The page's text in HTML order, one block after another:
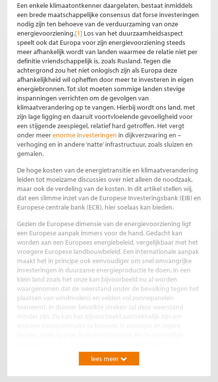
Een enkele klimaatontkenner daargelaten, bestaat inmiddels
een brede maatschappelijke consensus dat forse investeringen
nodig zijn ten behoeve van de verduurzaming van onze
energievoorziening.[1] Los van het duurzaamheidsaspect
speelt ook dat Europa voor zijn energievoorziening steeds
meer afhankelijk wordt van landen waarmee de relatie niet per
definitie vriendschappelijk is, zoals Rusland. Tegen die
achtergrond zou het niet onlogisch zijn als Europa deze
afhankelijkheid wil opheffen door meer te investeren in eigen
energiebronnen. Tot slot moeten sommige landen stevige
inspanningen verrichten om de gevolgen van
klimaatverandering op te vangen. Hierbij wordt ons land, met
zijn lage ligging en daaruit voortvloeiende gevoeligheid voor
een stijgende zeespiegel, relatief hard getroffen. Het vergt
onder meerenorme investeringen in dijkverzwaring en –
verhoging en in andere ‘natte’ infrastructuur, zoals sluizen en
gemalen.
De hoge kosten van de energietransitie en klimaatverandering
leiden tot moeizame discussies over niet alleen de noodzaak,
maar ook de verdeling van de kosten. In dit artikel stellen wij,
dat een slimme inzet van de Europese Investeringsbank (EIB) en
Europese centrale bank (ECB), hier soelaas kan bieden.
Gezien de Europese dimensie van de energievoorziening ligt
een Europese aanpak immers voor de hand. Gedacht kan
worden aan een Europees energiebeleid, vergelijkbaar met het
vroegere Europese landbouwbeleid. Een internationale aanpak
maakt het in principe ook eenvoudiger om snel omvangrijke
investeringen in duurzame energieproductie te doen. In een
klein land zoals het onze kan bijvoorbeeld nu al worden
waargenomen dat de weerstand onder de bevolking tegen het
plaatsen van windmolens en velden vol zonnepanelen
toeneemt. In dunner bevolkte streken zal deze weerstand
minder zijn. Zo kan het bijvoorbeeld aantrekkelijk zijn om
transporteren. Dit vergt natuurlijk ook weer investeringen in de
infrastructuur om elektriciteit in grote hoeveelheden en over
lees meer